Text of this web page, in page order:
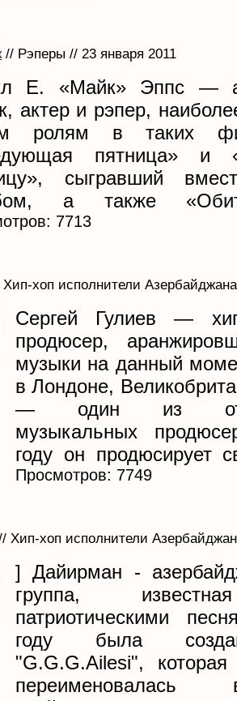
// Рэперы // 23 января 2011
Е. «Майк» Эппс —
актер и рэпер,
ролям в таких
пятница» и
сыгравший
а также
7713
хоп исполнители
Сергей Гулиев —
продюсер,
музыки на данный
в Лондоне,
— один из
музыкальных
году он продюсирует
Просмотров: 7749
Хип-хоп исполнители
] Дайирман -
группа,
патриотическими
году была
"G.G.G.Аіlesi",